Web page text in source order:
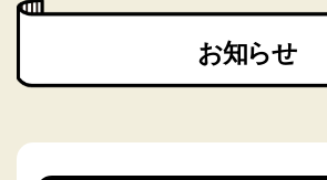
お知らせ